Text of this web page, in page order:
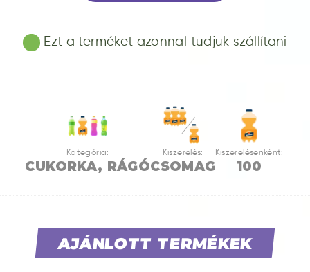
Ezt a terméket azonnal tudjuk szállítani
Kategória:
CUKORKA, RÁGÓ
Kiszerelés:
CSOMAG
Kiszerelésenként:
100
AJÁNLOTT TERMÉKEK